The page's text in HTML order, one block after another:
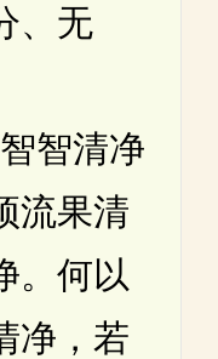
、无
智清净
流果清
。何以
净，若